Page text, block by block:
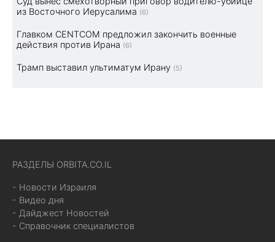
из Восточного Иерусалима (6)
Главком CENTCOM предложил закончить военные
действия против Ирана (6)
Трамп выставил ультиматум Ирану (5)
РАЗДЕЛЫ ORBITA.CO.IL
- Новости Израиля
- Видео дня
- Дайджест Новостей
- Справочник специалистов